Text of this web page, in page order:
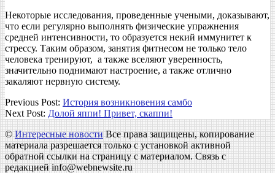
Некоторые исследования, проведенные учеными, доказывают,
что если регулярно выполнять физические упражнения
средней интенсивности, то образуется некий иммунитет к
стрессу. Таким образом, занятия фитнесом не только тело
человека тренируют, а также вселяют уверенность,
значительно поднимают настроение, а также отлично
закаляют нервную систему.
2018-
04-
26
Previous Post: История возникновения самбо
Next Post: Долой яппи! Привет, скаппи!
©Интересные новостиВсе права защищены, копирование
материала разрешается только с установкой активной
обратной ссылки на страницу с материалом. Связь с
редакцией info@webnewsite.ru